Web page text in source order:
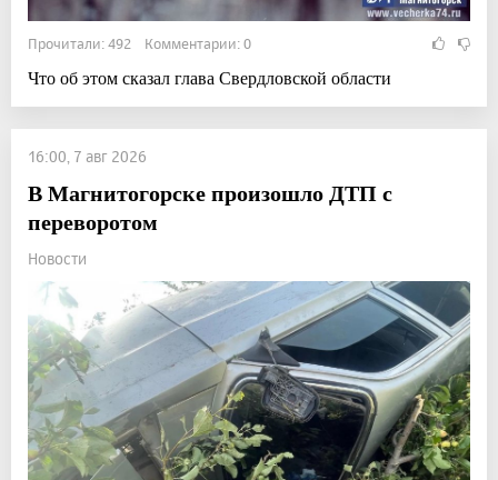
Прочитали: 492 Комментарии: 0
Что об этом сказал глава Свердловской области
16:00, 7 авг 2026
В Магнитогорске произошло ДТП с
переворотом
Новости